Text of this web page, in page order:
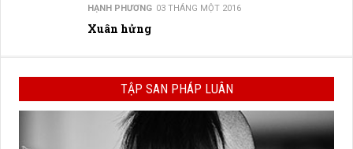
HẠNH PHƯƠNG 03 THÁNG MỘT 2016
Xuân hửng
TẬP SAN PHÁP LUÂN